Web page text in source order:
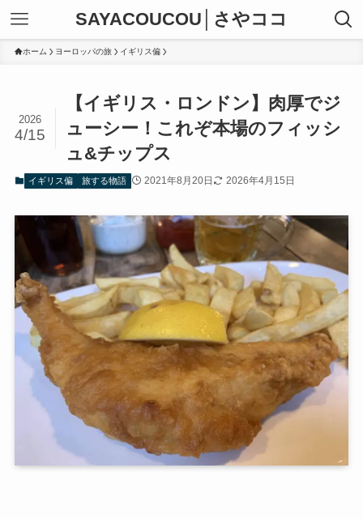
SAYACOUCOU│さやココ
ホーム ヨーロッパの旅 イギリス偏
【イギリス・ロンドン】肉厚でジ
ューシー！これぞ本場のフィッシ
ュ&チップス
2026
4/15
イギリス偏 旅する物語 2021年8月20日 2026年4月15日